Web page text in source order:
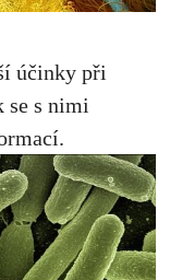
účinky při
se s nimi